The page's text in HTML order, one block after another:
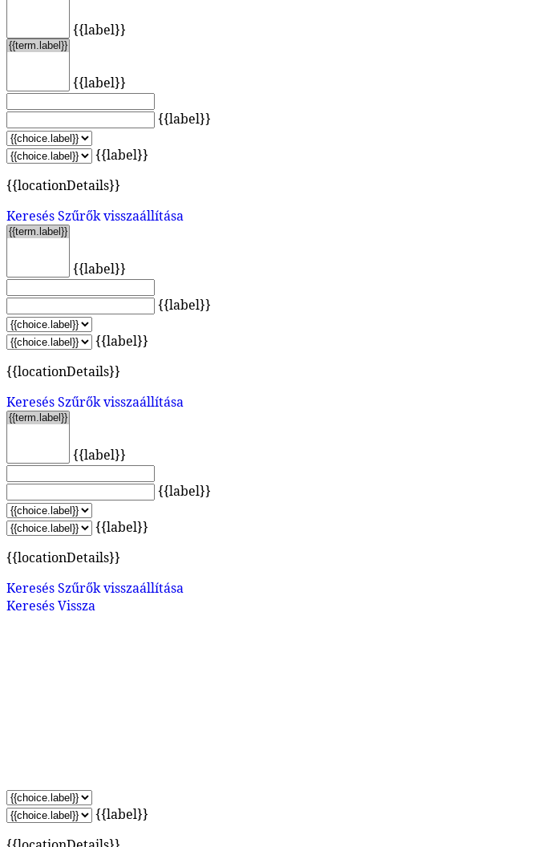
{{label}}
{{label}}
{{label}}
{{label}}
{{locationDetails}}
KeresésSzűrők visszaállítása
{{label}}
{{label}}
{{label}}
{{locationDetails}}
KeresésSzűrők visszaállítása
{{label}}
{{label}}
{{label}}
{{locationDetails}}
KeresésSzűrők visszaállítása
KeresésVissza
{{label}}